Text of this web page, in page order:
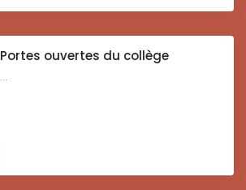
Portes ouvertes du collège
...